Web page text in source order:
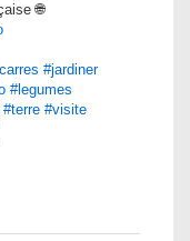
🌐
#jardiner
#legumes
#terre #visite